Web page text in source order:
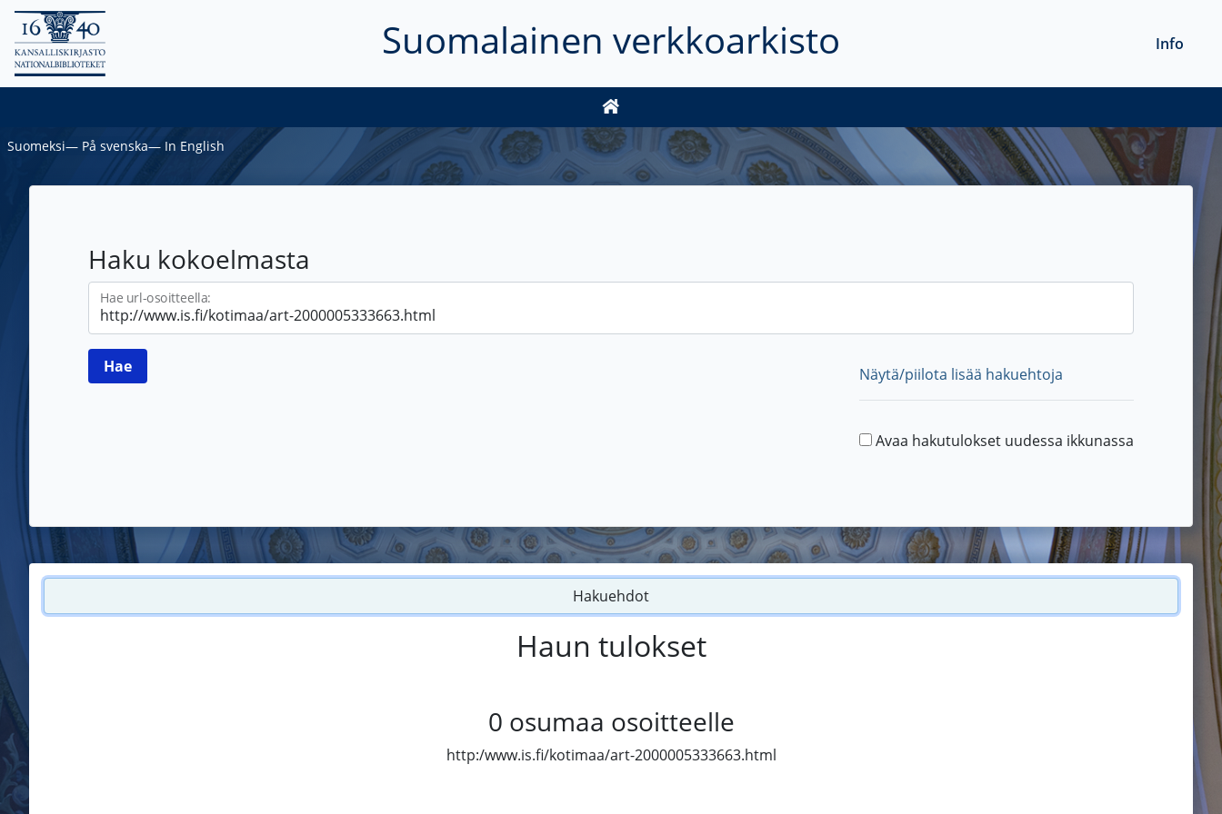
Suomalainen verkkoarkisto Info
Suomeksi― På svenska― In English
Haku kokoelmasta
Hae url-osoitteella:
Näytä/piilota lisää hakuehtoja
Avaa hakutulokset uudessa ikkunassa
Hakuehdot
Haun tulokset
0 osumaa osoitteelle
http:/www.is.fi/kotimaa/art-2000005333663.html